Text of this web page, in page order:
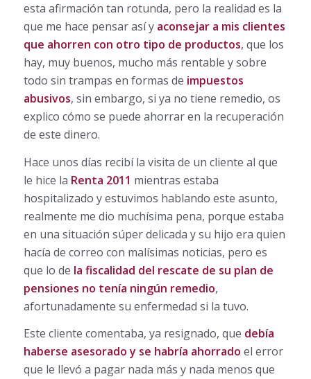
esta afirmación tan rotunda, pero la realidad es la
que me hace pensar así y aconsejar a mis clientes
que ahorren con otro tipo de productos, que los
hay, muy buenos, mucho más rentable y sobre
todo sin trampas en formas de impuestos
abusivos, sin embargo, si ya no tiene remedio, os
explico cómo se puede ahorrar en la recuperación
de este dinero.
Hace unos días recibí la visita de un cliente al que
le hice la Renta 2011 mientras estaba
hospitalizado y estuvimos hablando este asunto,
realmente me dio muchísima pena, porque estaba
en una situación súper delicada y su hijo era quien
hacía de correo con malísimas noticias, pero es
que lo de la fiscalidad del rescate de su plan de
pensiones no tenía ningún remedio,
afortunadamente su enfermedad si la tuvo.
Este cliente comentaba, ya resignado, que debía
haberse asesorado y se habría ahorrado el error
que le llevó a pagar nada más y nada menos que